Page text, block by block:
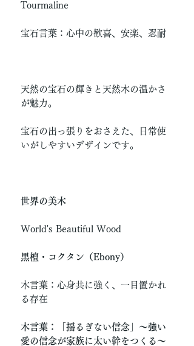
Tourmaline
宝石言葉：心中の歓喜、安楽、忍耐
天然の宝石の輝きと天然木の温かさ
が魅力。
宝石の出っ張りをおさえた、日常使
いがしやすいデザインです。
世界の美木
World's Beautiful Wood
黒檀・コクタン（Ebony）
木言葉：心身共に強く、一目置かれ
る存在
木言葉：「揺るぎない信念」〜強い
愛の信念が家族に太い幹をつくる〜